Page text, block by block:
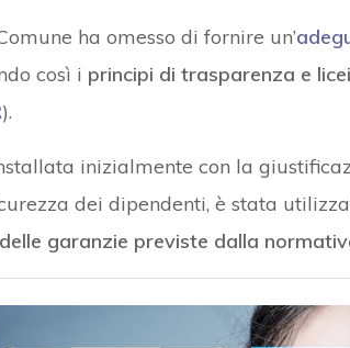
ha omesso di fornire un’
così i principi di trasparenza e
).
inizialmente con la
dei dipendenti, è stata
garanzie previste dalla